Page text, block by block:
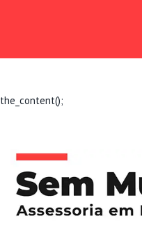
the_content();